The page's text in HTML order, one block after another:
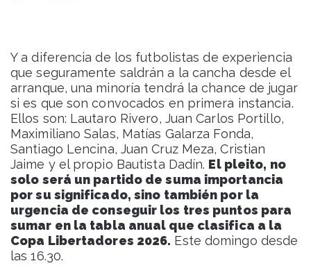
Y a diferencia de los futbolistas de experiencia
que seguramente saldrán a la cancha desde el
arranque, una minoría tendrá la chance de jugar
si es que son convocados en primera instancia.
Ellos son: Lautaro Rivero, Juan Carlos Portillo,
Maximiliano Salas, Matías Galarza Fonda,
Santiago Lencina, Juan Cruz Meza, Cristian
Jaime y el propio Bautista Dadín. El pleito, no
solo será un partido de suma importancia
por su significado, sino también por la
urgencia de conseguir los tres puntos para
sumar en la tabla anual que clasifica a la
Copa Libertadores 2026. Este domingo desde
las 16.30.